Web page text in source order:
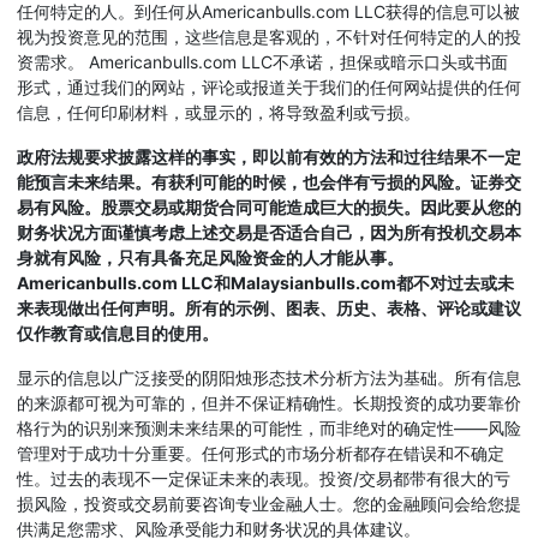
任何特定的人。到任何从Americanbulls.com LLC获得的信息可以被
视为投资意见的范围，这些信息是客观的，不针对任何特定的人的投
资需求。 Americanbulls.com LLC不承诺，担保或暗示口头或书面
形式，通过我们的网站，评论或报道关于我们的任何网站提供的任何
信息，任何印刷材料，或显示的，将导致盈利或亏损。
政府法规要求披露这样的事实，即以前有效的方法和过往结果不一定
能预言未来结果。有获利可能的时候，也会伴有亏损的风险。证券交
易有风险。股票交易或期货合同可能造成巨大的损失。因此要从您的
财务状况方面谨慎考虑上述交易是否适合自己，因为所有投机交易本
身就有风险，只有具备充足风险资金的人才能从事。
Americanbulls.com LLC和Malaysianbulls.com都不对过去或未
来表现做出任何声明。所有的示例、图表、历史、表格、评论或建议
仅作教育或信息目的使用。
显示的信息以广泛接受的阴阳烛形态技术分析方法为基础。所有信息
的来源都可视为可靠的，但并不保证精确性。长期投资的成功要靠价
格行为的识别来预测未来结果的可能性，而非绝对的确定性——风险
管理对于成功十分重要。任何形式的市场分析都存在错误和不确定
性。过去的表现不一定保证未来的表现。投资/交易都带有很大的亏
损风险，投资或交易前要咨询专业金融人士。您的金融顾问会给您提
供满足您需求、风险承受能力和财务状况的具体建议。